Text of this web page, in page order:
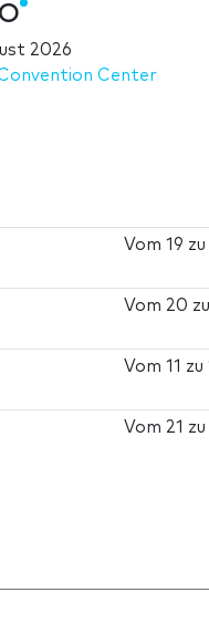
2026
Center
Vom19 zu
Vom 20 zu
Vom11 zu
Vom 21 zu